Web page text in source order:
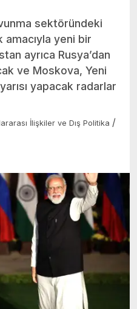
sektöründeki
amacıyla yeni bir
ayrıca Rusya’dan
ve Moskova, Yeni
yapacak radarlar
İlişkiler ve Dış Politika /